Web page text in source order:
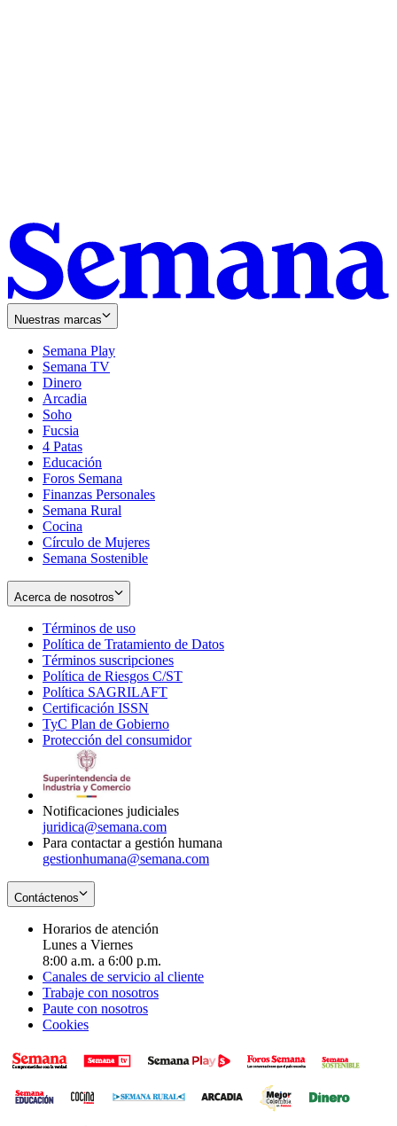
Nuestras marcas
Semana Play
Semana TV
Dinero
Arcadia
Soho
in
new
window
Fucsia
in
new
window
4 Patas
Educación
Foros Semana
Finanzas Personales
Semana Rural
Cocina
Círculo de Mujeres
Semana Sostenible
Acerca de nosotros
Términos de uso
in
new
window
Política de Tratamiento de Datos
Términos suscripciones
in
Política de Riesgos C/ST
Política SAGRILAFT
new
window
Certificación ISSN
in
new
TyC Plan de Gobierno
in
Protección del consumidorOpens
Notificaciones judiciales
juridica@semana.com
Para contactar a gestión humana
gestionhumana@semana.com
Contáctenos
Horarios de atención
Lunes a Viernes
8:00 a.m. a 6:00 p.m.
Canales de servicio al cliente
Trabaje con nosotros
Paute con nosotros
Cookies